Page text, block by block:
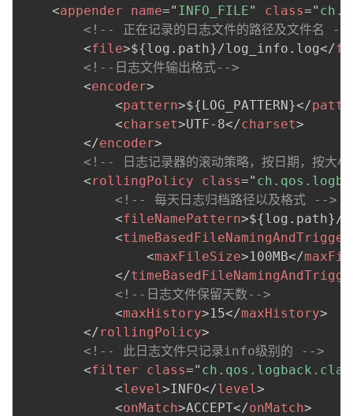
<appender name=" INFO_FILE" class="
<!-- 正在记录的日志文件的路径及文件名 --
<file>${log.path}/log_info.log</
<!--日志文件输出格式-->
<encoder>
<pattern>${LOG_PATTERN}</
<charset>UTF-8</charset>
</encoder>
<!-- 日志记录器的滚动策略，按日期，按大
<rollingPolicy class="
<!-- 每天日志归档路径以及格式 -->
<fileNamePattern>${log.path}/
<
<maxFileSize>100MB</
</
<!--日志文件保留天数-->
<maxHistory>15</maxHistory>
</rollingPolicy>
<!-- 此日志文件只记录info级别的 -->
<filter class="
<level >INFO</level >
<onMatch>ACCEPT</onMatch>